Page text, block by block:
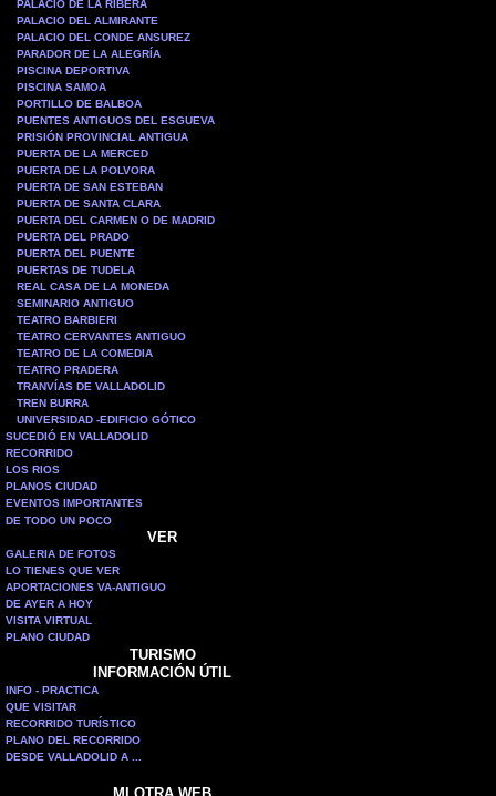
PALACIO DE LA RIBERA
PALACIO DEL ALMIRANTE
PALACIO DEL CONDE ANSUREZ
PARADOR DE LA ALEGRÍA
PISCINA DEPORTIVA
PISCINA SAMOA
PORTILLO DE BALBOA
PUENTES ANTIGUOS DEL ESGUEVA
PRISIÓN PROVINCIAL ANTIGUA
PUERTA DE LA MERCED
PUERTA DE LA POLVORA
PUERTA DE SAN ESTEBAN
PUERTA DE SANTA CLARA
PUERTA DEL CARMEN O DE MADRID
PUERTA DEL PRADO
PUERTA DEL PUENTE
PUERTAS DE TUDELA
REAL CASA DE LA MONEDA
SEMINARIO ANTIGUO
TEATRO BARBIERI
TEATRO CERVANTES ANTIGUO
TEATRO DE LA COMEDIA
TEATRO PRADERA
TRANVÍAS DE VALLADOLID
TREN BURRA
UNIVERSIDAD -EDIFICIO GÓTICO
SUCEDIÓ EN VALLADOLID
RECORRIDO
LOS RIOS
PLANOS CIUDAD
EVENTOS IMPORTANTES
DE TODO UN POCO
VER
GALERIA DE FOTOS
LO TIENES QUE VER
APORTACIONES VA-ANTIGUO
DE AYER A HOY
VISITA VIRTUAL
PLANO CIUDAD
TURISMO
INFORMACIÓN ÚTIL
INFO - PRACTICA
QUE VISITAR
RECORRIDO TURÍSTICO
PLANO DEL RECORRIDO
DESDE VALLADOLID A ...